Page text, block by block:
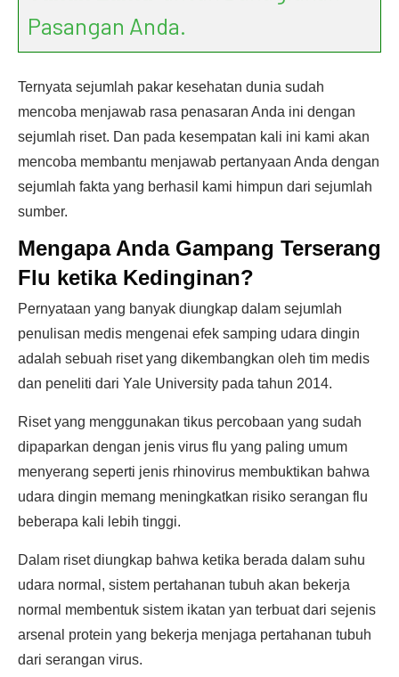
Pasangan Anda.
Ternyata sejumlah pakar kesehatan dunia sudah
mencoba menjawab rasa penasaran Anda ini dengan
sejumlah riset. Dan pada kesempatan kali ini kami akan
mencoba membantu menjawab pertanyaan Anda dengan
sejumlah fakta yang berhasil kami himpun dari sejumlah
sumber.
Mengapa Anda Gampang Terserang
Flu ketika Kedinginan?
Pernyataan yang banyak diungkap dalam sejumlah
penulisan medis mengenai efek samping udara dingin
adalah sebuah riset yang dikembangkan oleh tim medis
dan peneliti dari Yale University pada tahun 2014.
Riset yang menggunakan tikus percobaan yang sudah
dipaparkan dengan jenis virus flu yang paling umum
menyerang seperti jenis rhinovirus membuktikan bahwa
udara dingin memang meningkatkan risiko serangan flu
beberapa kali lebih tinggi.
Dalam riset diungkap bahwa ketika berada dalam suhu
udara normal, sistem pertahanan tubuh akan bekerja
normal membentuk sistem ikatan yan terbuat dari sejenis
arsenal protein yang bekerja menjaga pertahanan tubuh
dari serangan virus.